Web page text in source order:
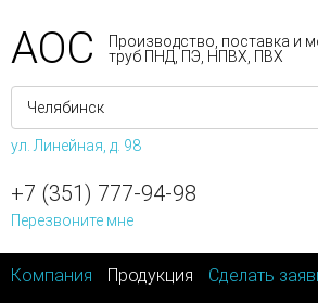
АОС
Производство, поставка и
труб ПНД, ПЭ, НПВХ, ПВХ
ул. Линейная, д. 98
+7 (351) 777-94-98
Перезвоните мне
Компания Продукция Сделать